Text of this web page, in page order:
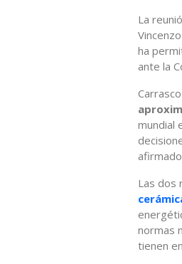
La
ha
ante la
mundial
Las dos
normas
tienen